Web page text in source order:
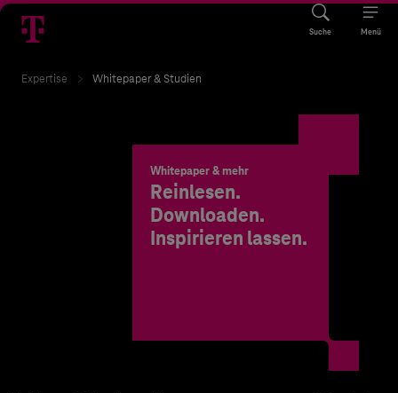
Suche Menü
Expertise Whitepaper & Studien
Whitepaper & mehr
Reinlesen.
Downloaden.
Inspirieren lassen.